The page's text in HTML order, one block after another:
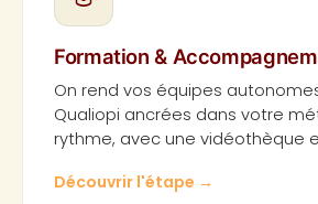
Formation &
On rend vos équipes
Qualiopi ancrées dans votre
rythme, avec une vidéothèque
Découvrir l'étape →